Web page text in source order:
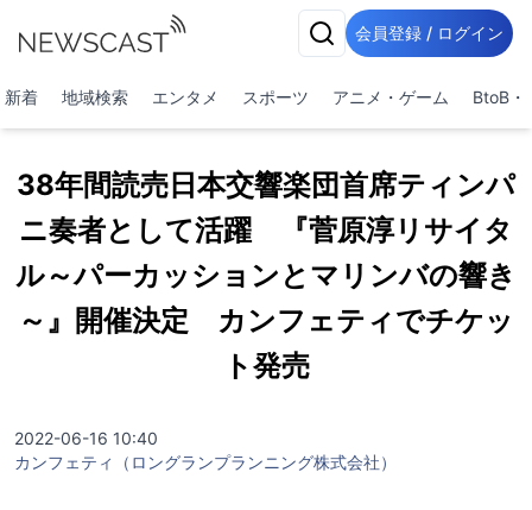
会員登録 / ログイン
新着 地域検索 エンタメ スポーツ アニメ・ゲーム BtoB・
38年間読売日本交響楽団首席ティンパ
ニ奏者として活躍 『菅原淳リサイタ
ル～パーカッションとマリンバの響き
～』開催決定 カンフェティでチケッ
ト発売
2022-06-16 10:40
カンフェティ（ロングランプランニング株式会社）